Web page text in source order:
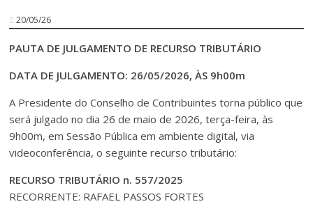
20/05/26
PAUTA DE JULGAMENTO DE RECURSO TRIBUTÁRIO
DATA DE JULGAMENTO: 26/05/2026, ÀS 9h00m
A Presidente do Conselho de Contribuintes torna público que
será julgado no dia 26 de maio de 2026, terça-feira, às
9h00m, em Sessão Pública em ambiente digital, via
videoconferência, o seguinte recurso tributário:
RECURSO TRIBUTÁRIO n. 557/2025
RECORRENTE: RAFAEL PASSOS FORTES